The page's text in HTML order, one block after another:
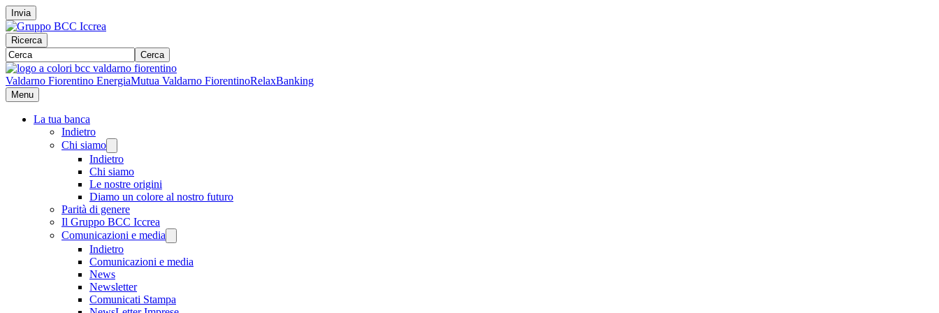
Invia
Ricerca
Cerca
Valdarno Fiorentino EnergiaMutua Valdarno FiorentinoRelaxBanking
Menu
La tua banca
Indietro
Chi siamo
Indietro
Chi siamo
Le nostre origini
Diamo un colore al nostro futuro
Parità di genere
Il Gruppo BCC Iccrea
Comunicazioni e media
Indietro
Comunicazioni e media
News
Newsletter
Comunicati Stampa